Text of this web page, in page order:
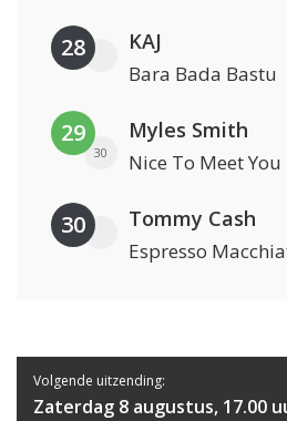
28 KAJ
Bara Bada Bastu
29
30
Myles Smith
Nice To Meet You
30 Tommy Cash
Espresso
Volgende uitzending:
Zaterdag 8 augustus, 17.00